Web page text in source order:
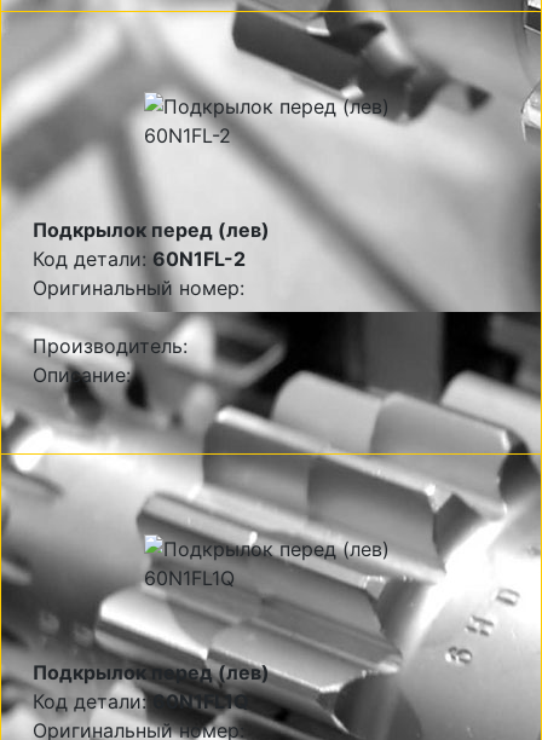
Подкрылок перед (лев)
Код детали: 60N1FL-2
Оригинальный номер:
Производитель:
Описание:
Подкрылок перед (лев)
Код детали: 60N1FL1Q
Оригинальный номер: